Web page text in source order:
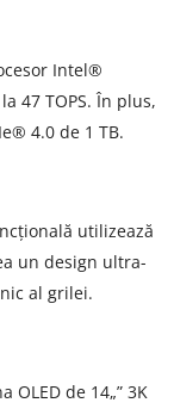
Intel®
47 TOPS. În plus,
4.0 de 1 TB.
utilizează
un design ultra-
al grilei.
OLED de 14„” 3K